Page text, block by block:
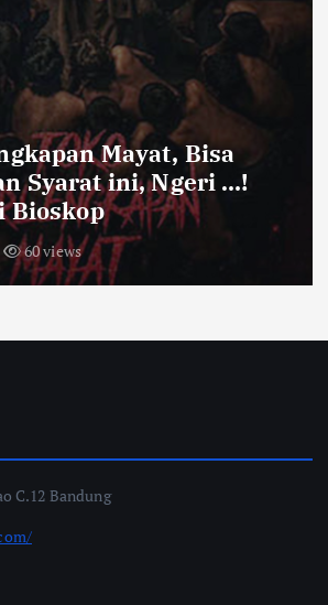
Mayat, Bisa
Syarat ini, Ngeri …!
Bioskop
60 views
C.12 Bandung